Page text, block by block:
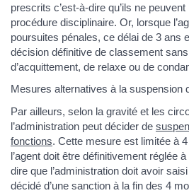
prescrits c’est-à-dire qu’ils ne peuvent
procédure disciplinaire. Or, lorsque
poursuites pénales, ce délai de 3 ans
décision définitive de classement
d’acquittement, de relaxe ou de
Mesures alternatives à la suspension
Par ailleurs, selon la gravité et les
l’administration peut décider de
fonctions. Cette mesure est limitée à
l’agent doit être définitivement réglée
dire que l’administration doit avoir
décidé d’une sanction à la fin des 4